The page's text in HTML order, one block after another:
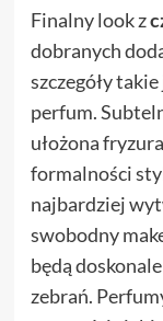
Finalny look z
dobranych
szczegóły
perfum.
ułożona
formalności
najbardziej
swobodny
będą
zebrań.